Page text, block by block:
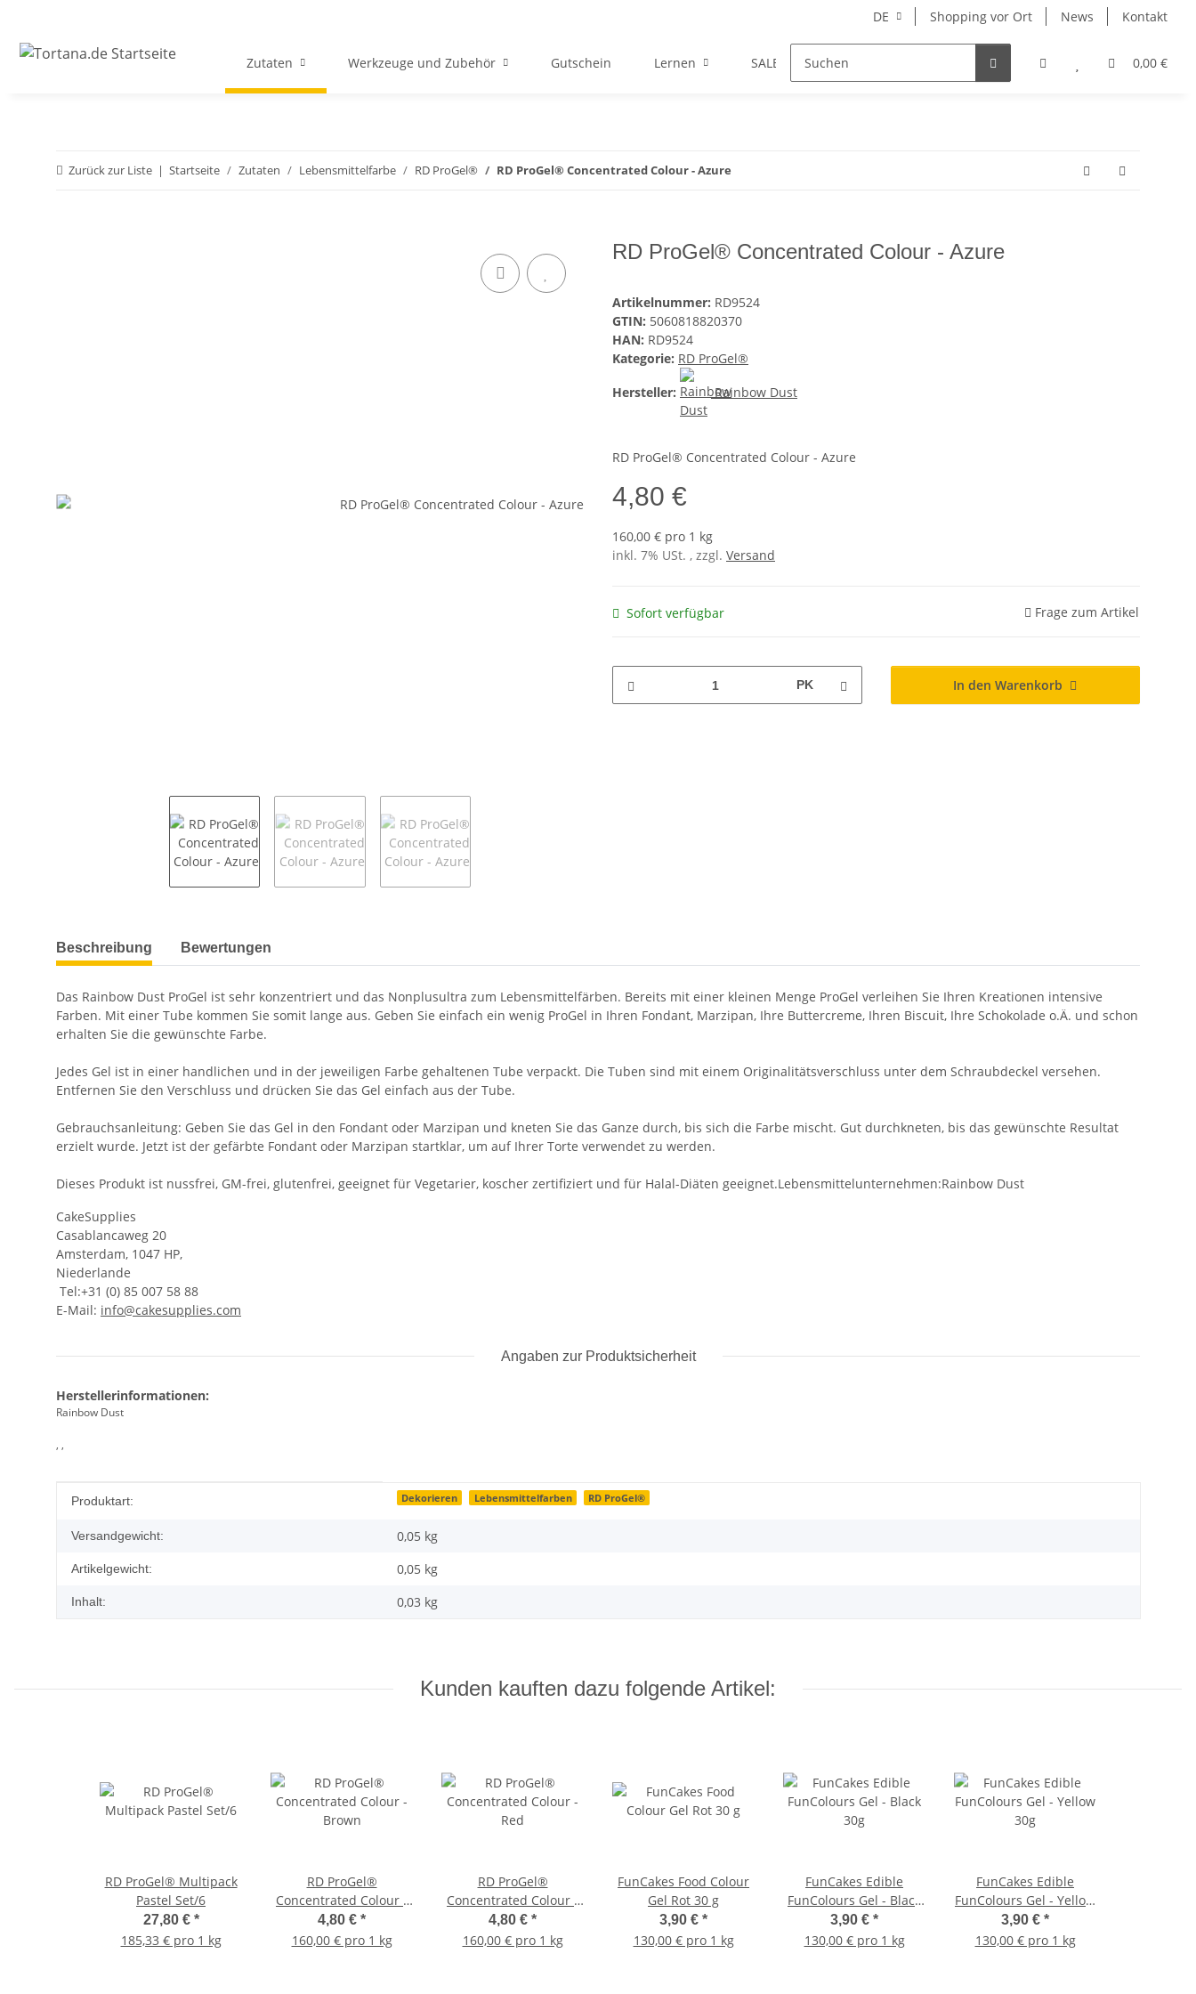
DE Shopping vor Ort News Kontakt
0,00 €
Zutaten Werkzeuge und Zubehör Gutschein Lernen SALE Hersteller
Zurück zur Liste Startseite Zutaten Lebensmittelfarbe RD ProGel® RD ProGel® Concentrated Colour - Azure
RD ProGel® Concentrated Colour - Azure
Artikelnummer: RD9524
GTIN: 5060818820370
HAN: RD9524
Kategorie: RD ProGel®
Hersteller:
Rainbow Dust
RD ProGel® Concentrated Colour - Azure
4,80 €
160,00 € pro 1 kg
inkl. 7% USt. , zzgl. Versand
Sofort verfügbar Frage zum Artikel
PK In den Warenkorb
weitere Registerkarten anzeigen
Beschreibung Bewertungen
Das Rainbow Dust ProGel ist sehr konzentriert und das Nonplusultra zum Lebensmittelfärben. Bereits mit einer kleinen Menge ProGel verleihen Sie Ihren Kreationen intensive
Farben. Mit einer Tube kommen Sie somit lange aus. Geben Sie einfach ein wenig ProGel in Ihren Fondant, Marzipan, Ihre Buttercreme, Ihren Biscuit, Ihre Schokolade o.Ä. und schon
erhalten Sie die gewünschte Farbe.
Jedes Gel ist in einer handlichen und in der jeweiligen Farbe gehaltenen Tube verpackt. Die Tuben sind mit einem Originalitätsverschluss unter dem Schraubdeckel versehen.
Entfernen Sie den Verschluss und drücken Sie das Gel einfach aus der Tube.
Gebrauchsanleitung: Geben Sie das Gel in den Fondant oder Marzipan und kneten Sie das Ganze durch, bis sich die Farbe mischt. Gut durchkneten, bis das gewünschte Resultat
erzielt wurde. Jetzt ist der gefärbte Fondant oder Marzipan startklar, um auf Ihrer Torte verwendet zu werden.
Dieses Produkt ist nussfrei, GM-frei, glutenfrei, geeignet für Vegetarier, koscher zertifiziert und für Halal-Diäten geeignet.Lebensmittelunternehmen:Rainbow Dust
CakeSupplies
Casablancaweg 20
Amsterdam, 1047 HP,
Niederlande
Tel:+31 (0) 85 007 58 88
E-Mail: info@cakesupplies.com
Angaben zur Produktsicherheit
Herstellerinformationen:
Rainbow Dust
, ,
Produkteigenschaft
Wert
Produktart: Dekorieren Lebensmittelfarben RD ProGel®
Versandgewicht: 0,05 kg
Artikelgewicht: 0,05 kg
Inhalt: 0,03 kg
Kunden kauften dazu folgende Artikel:
RD ProGel® Multipack
Pastel Set/6
27,80 € *
185,33 € pro 1 kg
RD ProGel®
Concentrated Colour -
Brown
4,80 € *
160,00 € pro 1 kg
RD ProGel®
Concentrated Colour -
Red
4,80 € *
160,00 € pro 1 kg
FunCakes Food Colour
Gel Rot 30 g
3,90 € *
130,00 € pro 1 kg
FunCakes Edible
FunColours Gel - Black
30g
3,90 € *
130,00 € pro 1 kg
FunCakes Edible
FunColours Gel - Yellow
30g
3,90 € *
130,00 € pro 1 kg